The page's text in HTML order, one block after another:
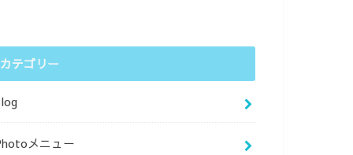
カテゴリー
メニュー